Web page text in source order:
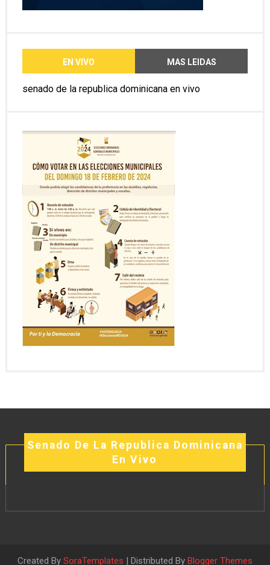
EN VIVO MAS LEIDAS
senado de la republica dominicana en vivo
Senado De La Republica Dominicana
En Vivo
Created By SoraTemplates | Distributed By Blogger Themes